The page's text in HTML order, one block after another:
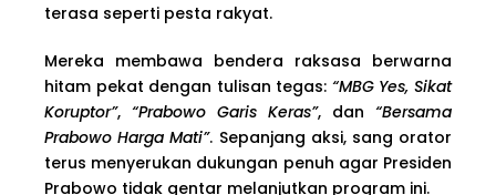
terasa seperti pesta rakyat.
Mereka membawa bendera raksasa berwarna
hitam pekat dengan tulisan tegas: “MBG Yes, Sikat
Koruptor”, “Prabowo Garis Keras”, dan “Bersama
Prabowo Harga Mati”. Sepanjang aksi, sang orator
terus menyerukan dukungan penuh agar Presiden
Prabowo tidak gentar melanjutkan program ini.